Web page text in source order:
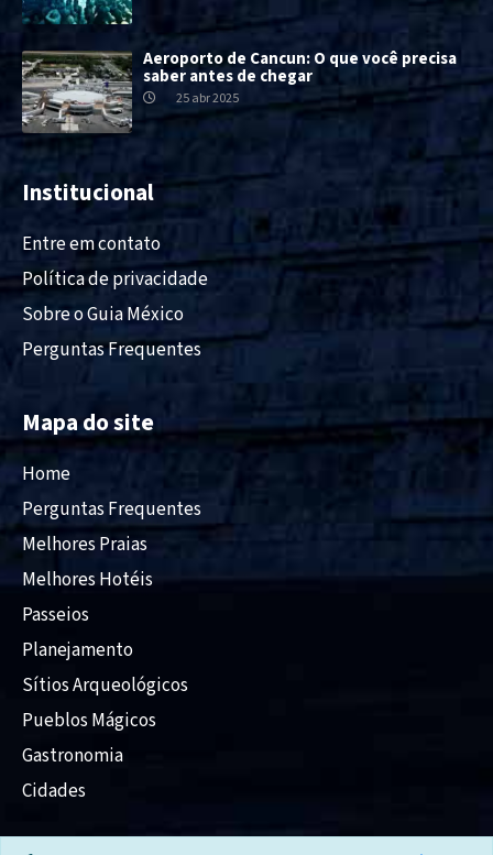
Aeroporto de Cancun: O que você precisa
saber antes de chegar
25 abr 2025
Institucional
Entre em contato
Política de privacidade
Sobre o Guia México
Perguntas Frequentes
Mapa do site
Home
Perguntas Frequentes
Melhores Praias
Melhores Hotéis
Passeios
Planejamento
Sítios Arqueológicos
Pueblos Mágicos
Gastronomia
Cidades